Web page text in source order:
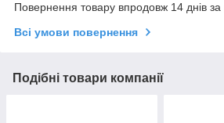
Повернення товару впродовж 14 днів за
Всі умови повернення
Подібні товари компанії